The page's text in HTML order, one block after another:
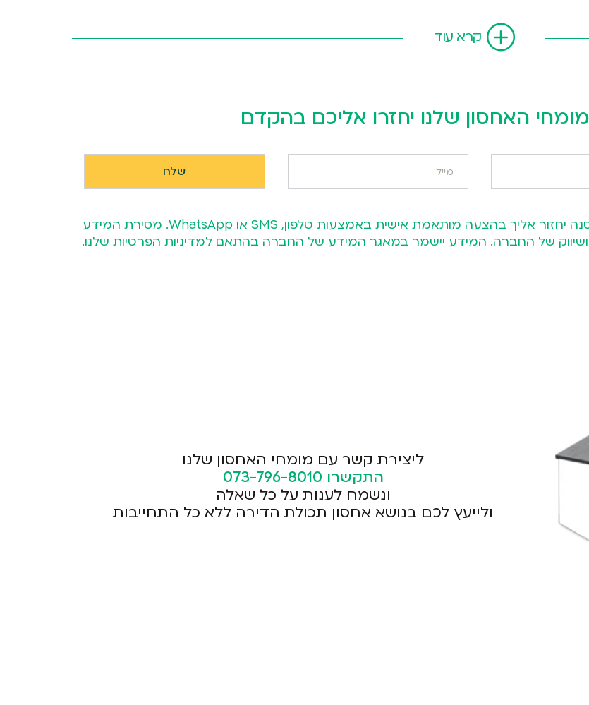
קרא עוד
האחסון שלנו יחזרו אליכם בהקדם
השארת פרטייך מהווה את הסכמתך כי נציג אביה אחסנה יחזור אליך בהצעה מותאמת אישית באמצעות טלפון, SMS או WhatsApp. מסירת המידע
ושיווק של החברה. המידע יישמר במאגר המידע של החברה בהתאםלמדיניות הפרטיות שלנו.
ליצירת קשר עם מומחי האחסון שלנו
התקשרו 073-796-8010
ונשמח לענות על כל שאלה
ולייעץ לכם בנושא אחסון תכולת הדירה ללא כל התחייבות